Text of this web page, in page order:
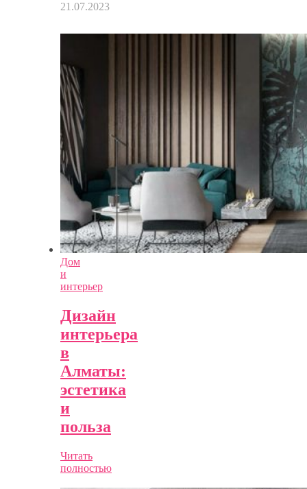
21.07.2023
Дом
и
интерьер
Дизайн
интерьера
в
Алматы:
эстетика
и
польза
Читать
полностью